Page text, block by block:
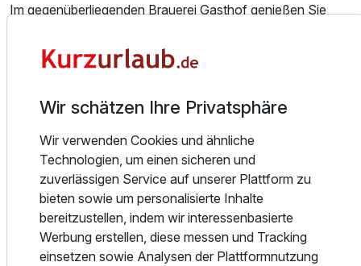
Im gegenüberliegenden Brauerei Gasthof genießen Sie
Abendessen mit hausgebrautem Bier und eigenen
Desillaten. Küchenchef Dominic Miller verwöhnt Sie mit
In den Sommermonaten erleben Sie die Ehinger Bierkultur
Die zentrale Lage zwischen Stuttgart, München, Bodensee
mit der Nähe zu Ulm ermöglicht eine zügige Anreise. Der
Bahnhof von Ehingen ist nur 350 Meter entfernt.
Das Best Western Plus BierKulturHotel Schwanen bietet
zudem Bierbrau Seminare, in denen Sie zusammen mit Dipl.
Braumeister Michael Miller Ihr eigenes Bier brauen können.
Wir schätzen Ihre Privatsphäre
Wir verwenden Cookies und ähnliche
Technologien, um einen sicheren und
zuverlässigen Service auf unserer Plattform zu
bieten sowie um personalisierte Inhalte
bereitzustellen, indem wir interessenbasierte
Werbung erstellen, diese messen und Tracking
einsetzen sowie Analysen der Plattformnutzung